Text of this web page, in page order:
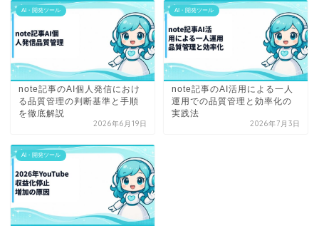
AI・開発ツール
note記事のAI個人発信におけ
る品質管理の判断基準と手順
を徹底解説
2026年6月19日
AI・開発ツール
note記事のAI活用による一人
運用での品質管理と効率化の
実践法
2026年7月3日
AI・開発ツール